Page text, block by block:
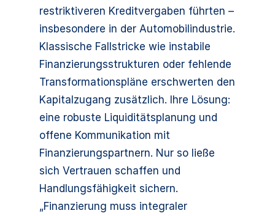
restriktiveren Kreditvergaben führten –
insbesondere in der Automobilindustrie.
Klassische Fallstricke wie instabile
Finanzierungsstrukturen oder fehlende
Transformationspläne erschwerten den
Kapitalzugang zusätzlich. Ihre Lösung:
eine robuste Liquiditätsplanung und
offene Kommunikation mit
Finanzierungspartnern. Nur so ließe
sich Vertrauen schaffen und
Handlungsfähigkeit sichern.
„Finanzierung muss integraler